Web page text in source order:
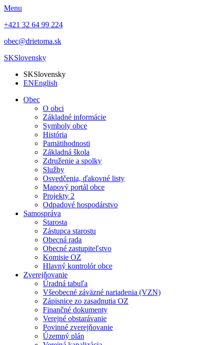
Menu
+421 32 64 99 224
obec@drietoma.sk
SKSlovensky
SKSlovensky
ENEnglish
Obec
O obci
Základné informácie
Symboly obce
História
Pamätihodnosti
Základná škola
Združenie a spolky
Služby
Osvedčenia, ďakovné listy
Mapový portál obce
Projekty 2
Odpadové hospodárstvo
Samospráva
Starosta
Zástupca starostu
Obecná rada
Obecné zastupiteľstvo
Komisie OZ
Hlavný kontrolór obce
Zverejňovanie
Úradná tabuľa
Všeobecné záväzné nariadenia (VZN)
Zápisnice zo zasadnutia OZ
Finančné dokumenty
Verejné obstarávanie
Povinné zverejňovanie
Územný plán